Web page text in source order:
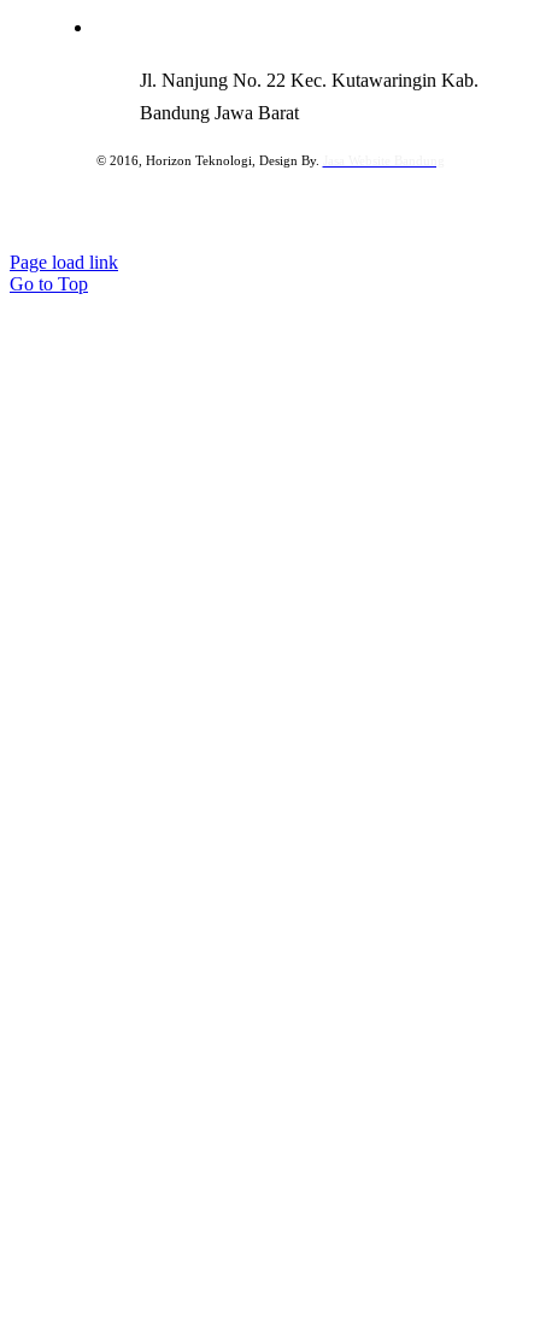
Jl. Nanjung No. 22 Kec. Kutawaringin Kab.
Bandung Jawa Barat
© 2016, Horizon Teknologi, Design By.
Page load link
Go to Top